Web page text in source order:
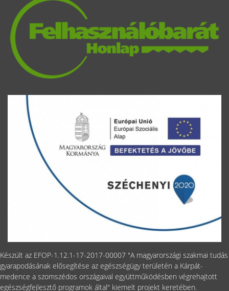
Készült az EFOP-1.12.1-17-2017-00007 "A magyarországi szakmai tudás
gyarapodásának elősegítése az egészségügy területén a Kárpát-
medence a szomszédos országaival együttműködésben végrehajtott
egészségfejlesztő programok által" kiemelt projekt keretében.